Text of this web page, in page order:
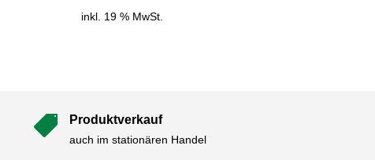
inkl. 19 % MwSt.
 Produktverkauf
auch im stationären Handel